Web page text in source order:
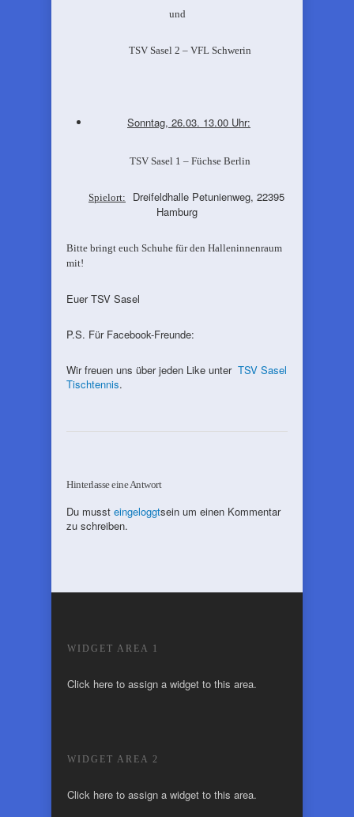
und
TSV Sasel 2 – VFL Schwerin
Sonntag, 26.03. 13.00 Uhr:
TSV Sasel 1 – Füchse Berlin
Spielort:
Dreifeldhalle Petunienweg, 22395
Hamburg
Bitte bringt euch Schuhe für den Halleninnenraum
mit!
Euer TSV Sasel
P.S. Für Facebook-Freunde:
Wir freuen uns über jeden Like unter TSV Sasel
Tischtennis.
Hinterlasse eine Antwort
Du musst eingeloggtsein um einen Kommentar
zu schreiben.
WIDGET AREA 1
Click here to assign a widget to this area.
WIDGET AREA 2
Click here to assign a widget to this area.